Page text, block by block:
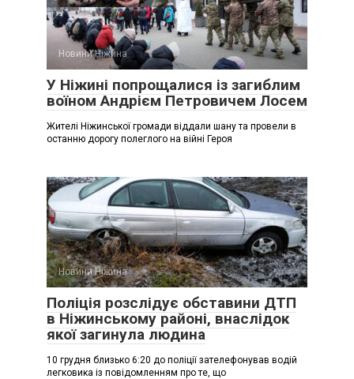
Новини Ніжина
У Ніжині попрощалися із загиблим
воїном Андрієм Петровичем Лосем
Жителі Ніжинської громади віддали шану та провели в
останню дорогу полеглого на війні Героя
Новини Ніжина
Поліція розслідує обставини ДТП
в Ніжинському районі, внаслідок
якої загинула людина
10 грудня близько 6:20 до поліції зателефонував водій
легковика із повідомленням про те, що